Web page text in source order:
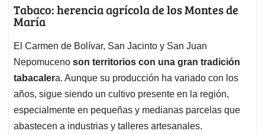
Tabaco: herencia agrícola de los Montes de
María
El Carmen de Bolívar, San Jacinto y San Juan
Nepomuceno son territorios con una gran tradición
tabacalera. Aunque su producción ha variado con los
años, sigue siendo un cultivo presente en la región,
especialmente en pequeñas y medianas parcelas que
abastecen a industrias y talleres artesanales.